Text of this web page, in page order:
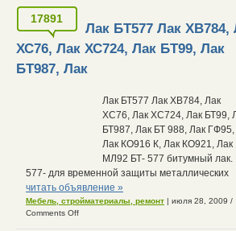
17891
Лак БТ577 Лак ХВ784,
ХС76, Лак ХС724, Лак БТ99, Лак
БТ987, Лак
Лак БТ577 Лак ХВ784, Лак
ХС76, Лак ХС724, Лак БТ99,
БТ987, Лак БТ 988, Лак ГФ95,
Лак КО916 К, Лак КО921, Лак
МЛ92 БТ- 577 битумный лак.
577- для временной защиты металлических
читать объявление »
Мебель, стройматериалы, ремонт | июля 28, 2009 /
Comments Off